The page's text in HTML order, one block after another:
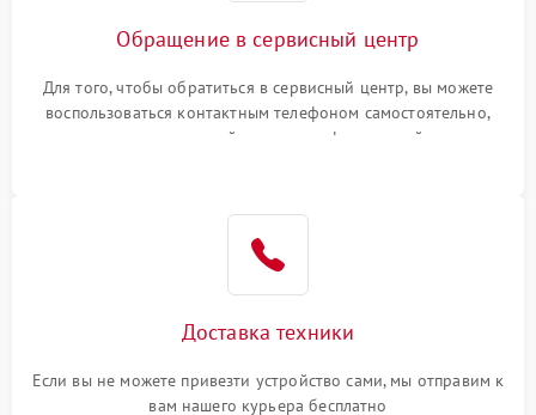
Обращение в сервисный центр
Для того, чтобы обратиться в сервисный центр, вы можете
воспользоваться контактным телефоном самостоятельно,
или оставить свой номер телефона на сайте
Доставка техники
Если вы не можете привезти устройство сами, мы отправим к
вам нашего курьера бесплатно